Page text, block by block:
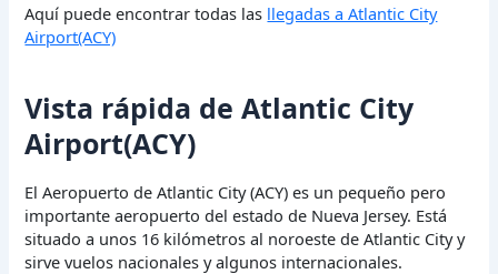
Aquí puede encontrar todas las llegadas a Atlantic City
Airport(ACY)
Vista rápida de Atlantic City
Airport(ACY)
El Aeropuerto de Atlantic City (ACY) es un pequeño pero
importante aeropuerto del estado de Nueva Jersey. Está
situado a unos 16 kilómetros al noroeste de Atlantic City y
sirve vuelos nacionales y algunos internacionales.